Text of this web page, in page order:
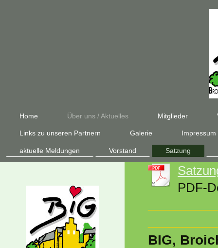
Home Über uns / Aktuelles Mitglieder
Links zu unseren Partnern Galerie Impressum
aktuelle Meldungen Vorstand Satzung
PDF-
BIG,